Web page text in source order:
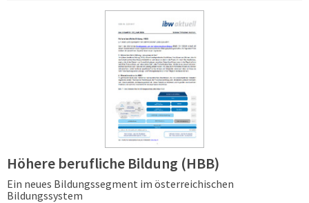
Höhere berufliche Bildung (HBB)
Ein neues Bildungssegment im österreichischen
Bildungssystem